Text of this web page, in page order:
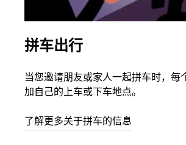
拼车出行
当您邀请朋友或家人一起拼车时，每
加自己的上车或下车地点。
了解更多关于拼车的信息